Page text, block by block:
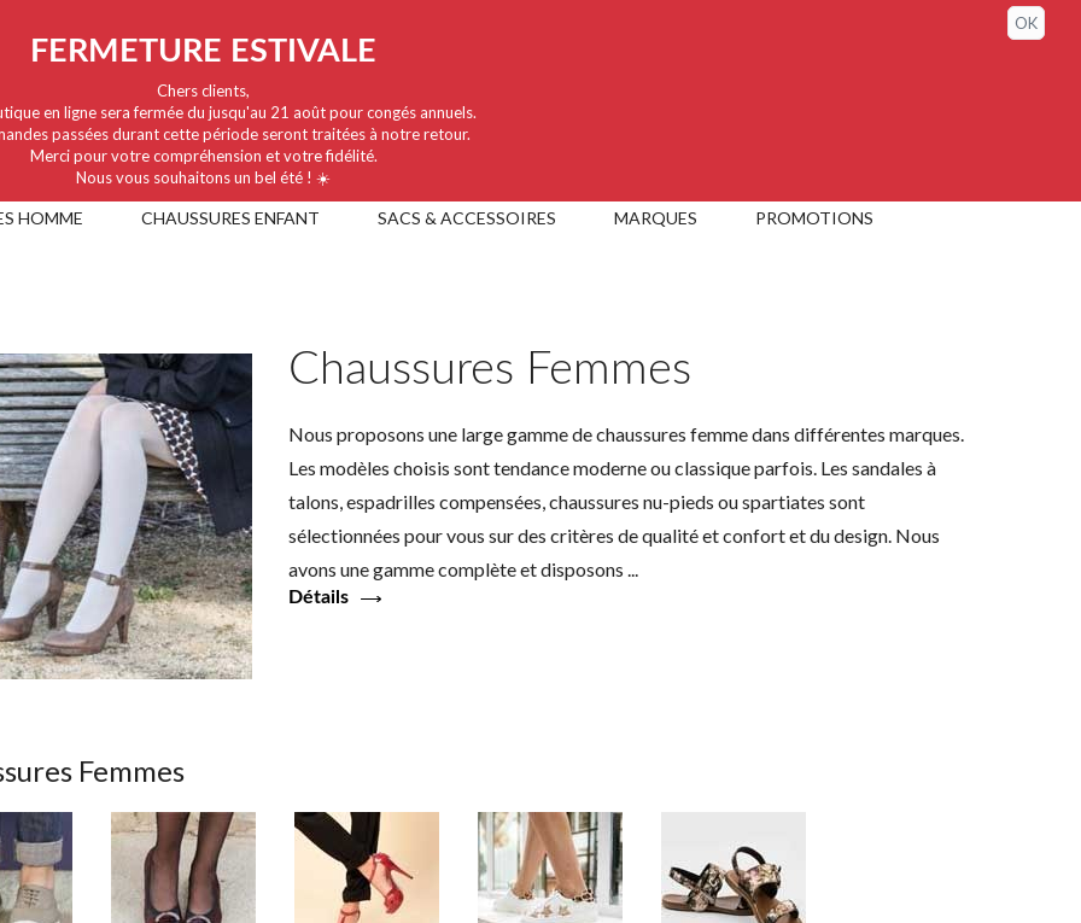
HOMME CHAUSSURES ENFANT SACS & ACCESSOIRES MARQUES PROMOTIONS
FERMETURE ESTIVALE
Chers clients,
en ligne sera fermée du jusqu'au 21 août pour congés annuels.
passées durant cette période seront traitées à notre retour.
Merci pour votre compréhension et votre fidélité.
Nous vous souhaitons un bel été ! ☀️
OK
Chaussures Femmes
Nous proposons une large gamme de chaussures femme dans différentes marques.
Les modèles choisis sont tendance moderne ou classique parfois. Les sandales à
talons, espadrilles compensées, chaussures nu-pieds ou spartiates sont
sélectionnées pour vous sur des critères de qualité et confort et du design. Nous
avons une gamme complète et disposons ...
Détails
Femmes